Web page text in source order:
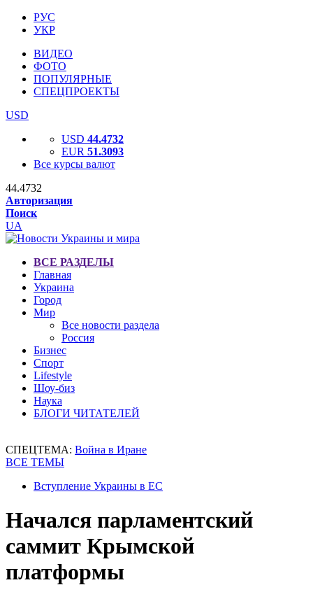
РУС
УКР
ВИДЕО
ФОТО
ПОПУЛЯРНЫЕ
СПЕЦПРОЕКТЫ
USD
USD 44.4732
EUR 51.3093
Все курсы валют
44.4732
Авторизация
Поиск
UA
ВСЕ РАЗДЕЛЫ
Главная
Украина
Город
Мир
Все новости раздела
Россия
Бизнес
Спорт
Lifestyle
Шоу-биз
Наука
БЛОГИ ЧИТАТЕЛЕЙ
СПЕЦТЕМА: Война в Иране
ВСЕ ТЕМЫ
Вступление Украины в ЕС
Начался парламентский
саммит Крымской
платформы